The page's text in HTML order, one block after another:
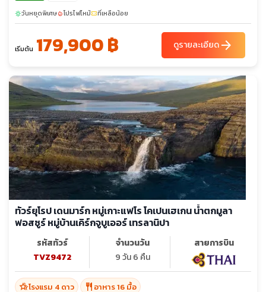
sunnyวันหยุดพิเศษlocal_fire_departmentโปรไฟไหม้confirmation_numberที่เหลือน้อย
เริ่มต้น 179,900 ฿ ดูรายละเอียดarrow_forward
ทัวร์ยุโรป เดนมาร์ก หมู่เกาะแฟโร โคเปนเฮเกน น้ำตกมูลา
ฟอสซูร์ หมู่บ้านเคิร์กจูบูเออร์ เทรลานิปา
รหัสทัวร์
TVZ9472
จำนวนวัน
9 วัน 6 คืน
สายการบิน
hotel_classโรงแรม 4 ดาว restaurant อาหาร 16 มื้อ